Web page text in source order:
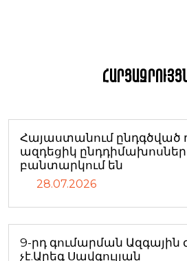
Հայաստանում ընդգծված
ազդեցիկ
բանտարկում են
28.07.2026
9-րդ գումարման Ազգային
չէ.Արեգ Սավգուլյան